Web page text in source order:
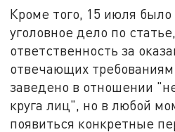
Кроме того, 15 июля
уголовное дело по
ответственность за
отвечающих
заведено в отношении
круга лиц", но в любой
появиться конкретные